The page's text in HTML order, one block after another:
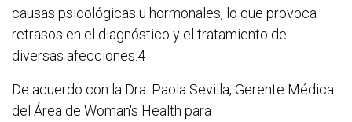
causas psicológicas u hormonales, lo que provoca
retrasos en el diagnóstico y el tratamiento de
diversas afecciones.4
De acuerdo con la Dra. Paola Sevilla, Gerente Médica
del Área de Woman's Health para